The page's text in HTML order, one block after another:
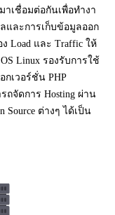
าเชื่อมต่อกันเพื่อทำงา
และการเก็บข้อมูลออก
Load และ Traffic ให้
Linux รองรับการใช้
กเวอร์ชั่น PHP
ถจัดการ Hosting ผ่าน
Source ต่างๆ ได้เป็น